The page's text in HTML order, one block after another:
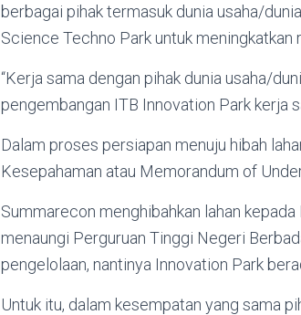
berbagai pihak termasuk dunia usaha/
Science Techno Park untuk meningkatkan
“Kerja sama dengan pihak dunia usaha/
pengembangan ITB Innovation Park kerja
Dalam proses persiapan menuju hibah
Kesepahaman atau Memorandum of
Summarecon menghibahkan lahan
menaungi Perguruan Tinggi Negeri
pengelolaan, nantinya Innovation Park
Untuk itu, dalam kesempatan yang sama